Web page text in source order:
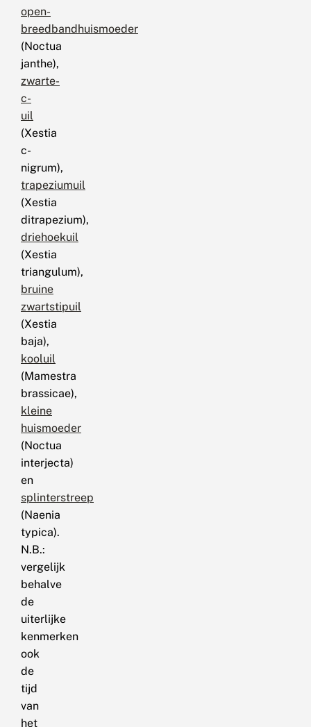
open-
breedbandhuismoeder
(Noctua
janthe),
zwarte-
c-
uil
(Xestia
c-
nigrum),
trapeziumuil
(Xestia
ditrapezium),
driehoekuil
(Xestia
triangulum),
bruine
zwartstipuil
(Xestia
baja),
kooluil
(Mamestra
brassicae),
kleine
huismoeder
(Noctua
interjecta)
en
splinterstreep
(Naenia
typica).
N.B.:
vergelijk
behalve
de
uiterlijke
kenmerken
ook
de
tijd
van
het